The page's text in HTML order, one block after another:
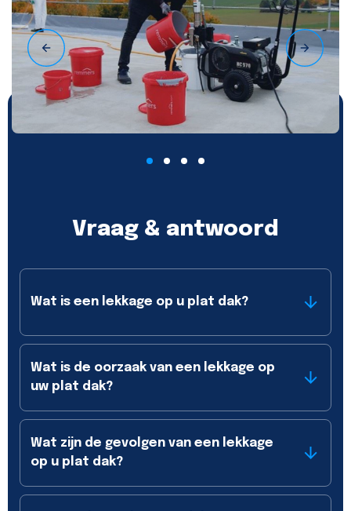
Vraag & antwoord
Wat is een lekkage op u plat dak?
Wat is de oorzaak van een lekkage op
uw plat dak?
Wat zijn de gevolgen van een lekkage
op u plat dak?